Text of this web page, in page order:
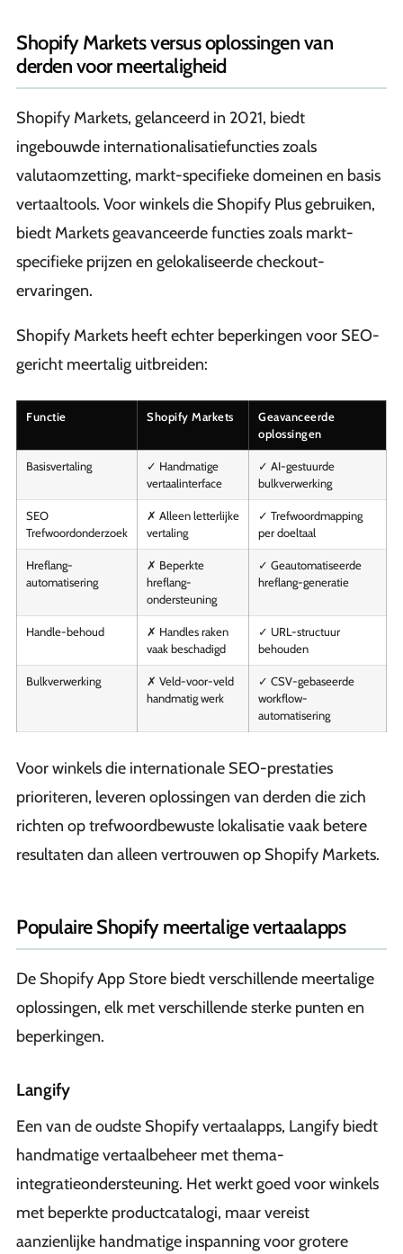
Shopify Markets versus oplossingen van
derden voor meertaligheid
Shopify Markets, gelanceerd in 2021, biedt
ingebouwde internationalisatiefuncties zoals
valutaomzetting, markt-specifieke domeinen en basis
vertaaltools. Voor winkels die Shopify Plus gebruiken,
biedt Markets geavanceerde functies zoals markt-
specifieke prijzen en gelokaliseerde checkout-
ervaringen.
Shopify Markets heeft echter beperkingen voor SEO-
gericht meertalig uitbreiden:
Functie Shopify Markets
Geavanceerde
oplossingen
Basisvertaling
✓ Handmatige
vertaalinterface
✓ AI-gestuurde
bulkverwerking
SEO
Trefwoordonderzoek
✗ Alleen letterlijke
vertaling
✓ Trefwoordmapping
per doeltaal
Hreflang-
automatisering
✗ Beperkte
hreflang-
ondersteuning
✓ Geautomatiseerde
hreflang-generatie
Handle-behoud
✗ Handles raken
vaak beschadigd
✓ URL-structuur
behouden
Bulkverwerking
✗ Veld-voor-veld
handmatig werk
✓ CSV-gebaseerde
workflow-
automatisering
Voor winkels die internationale SEO-prestaties
prioriteren, leveren oplossingen van derden die zich
richten op trefwoordbewuste lokalisatie vaak betere
resultaten dan alleen vertrouwen op Shopify Markets.
Populaire Shopify meertalige vertaalapps
De Shopify App Store biedt verschillende meertalige
oplossingen, elk met verschillende sterke punten en
beperkingen.
Langify
Een van de oudste Shopify vertaalapps, Langify biedt
handmatige vertaalbeheer met thema-
integratieondersteuning. Het werkt goed voor winkels
met beperkte productcatalogi, maar vereist
aanzienlijke handmatige inspanning voor grotere